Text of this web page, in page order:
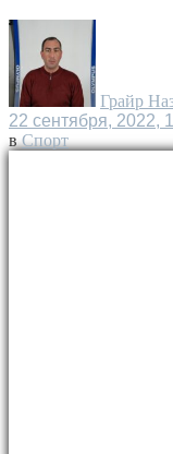
Грайр
22 сентября, 2022,
в Спорт